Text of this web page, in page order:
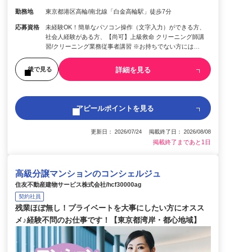
勤務地 東京都港区高輪/南北線「白金高輪駅」徒歩7分
応募資格
未経験OK！簡単なパソコン操作（文字入力）ができる方、
社会人経験がある方、【尚可】上級救命 クリーニング師講
習/クリーニング業務従事者講習 ※お持ちでない方には…
後で見る 詳細を見る
アピールポイントを見る
更新日： 2026/07/24 掲載終了日： 2026/08/08
掲載終了まであと1日
高級分譲マンションのコンシェルジュ
住友不動産建物サービス株式会社/hcf30000ag
契約社員
残業ほぼ無し！プライベートを大事にしたい方にオスス
メ♪経験不問のお仕事です！【東京都湾岸・都心地域】